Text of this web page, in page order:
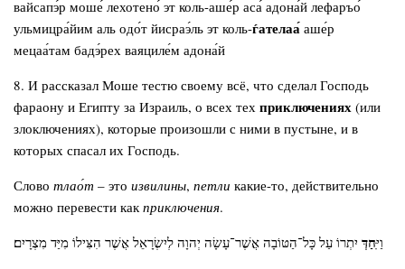
вайсапэ́р моше́ лехотено́ эт коль-аше́р аса́ адона́й лефаръо́
ульмицра́йим аль одо́т йисраэ́ль эт коль-ѓателаа́ аше́р
мецаа́там бадэ́рех ваяциле́м адона́й
8. И рассказал Моше тестю своему всё, что сделал Господь
фараону и Египту за Израиль, о всех тех приключениях (или
злоключениях), которые произошли с ними в пустыне, и в
которых спасал их Господь.
Слово тлао́т – это извилины, петли какие-то, действительно
можно перевести какприключения.
וַיִּחַדְּ יִתְרוֹ עַל כָּל־הַטּוֹבָה אֲשֶׁר־עָשָׂה יְהוָה לְיִשְׂרָאֵל אֲשֶׁר הִצִּילוֹ מִיַּד מִצְרָיִם׃